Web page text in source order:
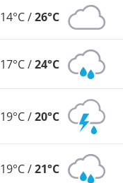
14°C /26°C
17°C /24°C
19°C /20°C
19°C /21°C